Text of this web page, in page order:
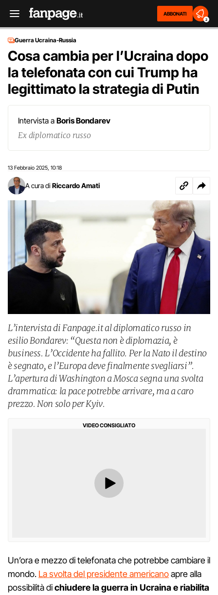
ABBONATI
2
Guerra Ucraina-Russia
Cosa cambia per l’Ucraina dopo
la telefonata con cui Trump ha
legittimato la strategia di Putin
Intervista a Boris Bondarev
Ex diplomatico russo
13 Febbraio 2025 10:18
A cura di Riccardo Amati
L’intervista di Fanpage.it al diplomatico russo in
esilio Bondarev: “Questa non è diplomazia, è
business. L’Occidente ha fallito. Per la Nato il destino
è segnato, e l’Europa deve finalmente svegliarsi”.
L’apertura di Washington a Mosca segna una svolta
drammatica: la pace potrebbe arrivare, ma a caro
prezzo. Non solo per Kyiv.
VIDEO CONSIGLIATO
Un’ora e mezzo di telefonata che potrebbe cambiare il
mondo. La svolta del presidente americanoapre alla
possibilità dichiudere la guerra in Ucraina e riabilita